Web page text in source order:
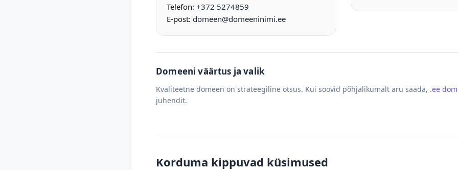
Telefon: +372 5274859
E-post: domeen@domeeninimi.ee
Domeeni väärtus ja valik
Kvaliteetne domeen on strateegiline otsus. Kui soovid põhjalikumalt aru saada, .ee
juhendit.
Korduma kippuvad küsimused